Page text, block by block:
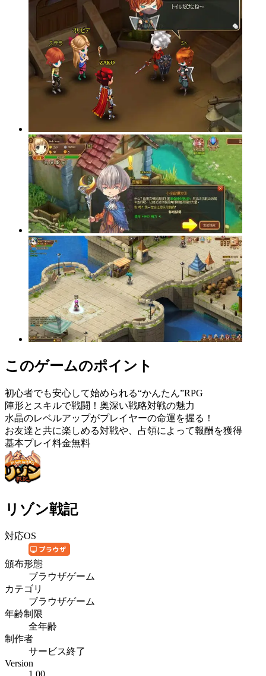
このゲームのポイント
初心者でも安心して始められる“かんたん”RPG
陣形とスキルで戦闘！奥深い戦略対戦の魅力
水晶のレベルアップがプレイヤーの命運を握る！
お友達と共に楽しめる対戦や、占領によって報酬を獲得
基本プレイ料金無料
リゾン戦記
対応OS
頒布形態
ブラウザゲーム
カテゴリ
ブラウザゲーム
年齢制限
全年齢
制作者
サービス終了
Version